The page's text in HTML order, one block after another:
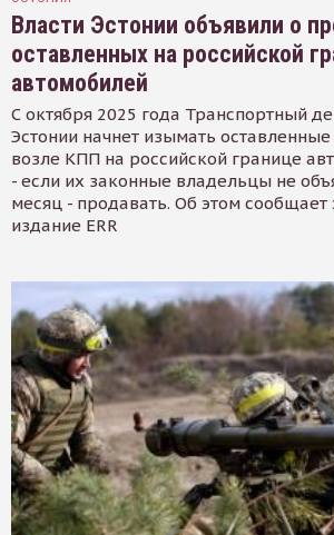
Власти Эстонии объявили о
оставленных на российской
автомобилей
С октября 2025 года Транспортный
Эстонии начнет изымать
возле КПП на российской границе
- если их законные владельцы не
месяц - продавать. Об этом сообщает
издание ERR